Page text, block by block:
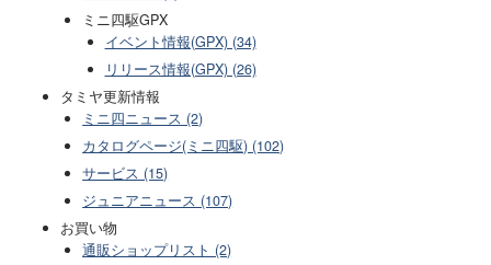
ミニ四駆GPX
イベント情報(GPX) (34)
リリース情報(GPX) (26)
タミヤ更新情報
ミニ四ニュース (2)
カタログページ(ミニ四駆) (102)
サービス (15)
ジュニアニュース (107)
お買い物
通販ショップリスト (2)